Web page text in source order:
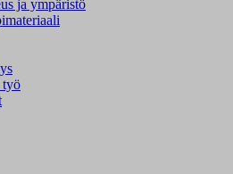
ja ympäristö
työ